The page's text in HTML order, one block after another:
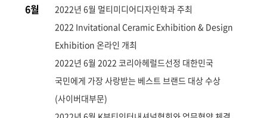
6월
2022년 6월 멀티미디어디자인학과 주최
2022 Invitational Ceramic Exhibition & Design
Exhibition 온라인 개최
2022년 6월 2022 코리아헤럴드선정 대한민국
국민에게 가장 사랑받는 베스트 브랜드 대상 수상
(사이버대부문)